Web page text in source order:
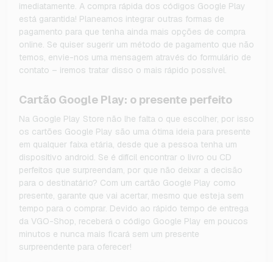
imediatamente. A compra rápida dos códigos Google Play
está garantida! Planeamos integrar outras formas de
pagamento para que tenha ainda mais opções de compra
online. Se quiser sugerir um método de pagamento que não
temos, envie-nos uma mensagem através do formulário de
contato – iremos tratar disso o mais rápido possível.
Cartão Google Play: o presente perfeito
Na Google Play Store não lhe falta o que escolher, por isso
os cartões Google Play são uma ótima ideia para presente
em qualquer faixa etária, desde que a pessoa tenha um
dispositivo android. Se é difícil encontrar o livro ou CD
perfeitos que surpreendam, por que não deixar a decisão
para o destinatário? Com um cartão Google Play como
presente, garante que vai acertar, mesmo que esteja sem
tempo para o comprar. Devido ao rápido tempo de entrega
da VGO-Shop, receberá o código Google Play em poucos
minutos e nunca mais ficará sem um presente
surpreendente para oferecer!